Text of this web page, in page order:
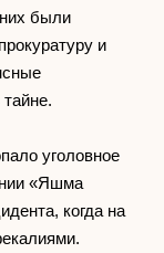
были
и
уголовное
«Яшма
когда на